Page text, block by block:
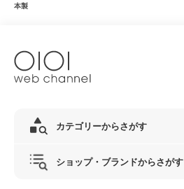
本製
カテゴリーからさがす
ショップ・ブランドからさがす